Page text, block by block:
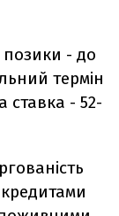
позики - до
термін
ставка - 52-